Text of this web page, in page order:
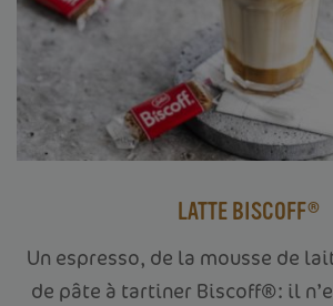
LATTE BISCOFF®
Un espresso, de la mousse de
de pâte à tartiner Biscoff®: il